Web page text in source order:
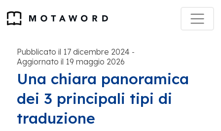
Pubblicato il 17 dicembre 2024 -
Aggiornato il 19 maggio 2026
Una chiara panoramica
dei 3 principali tipi di
traduzione